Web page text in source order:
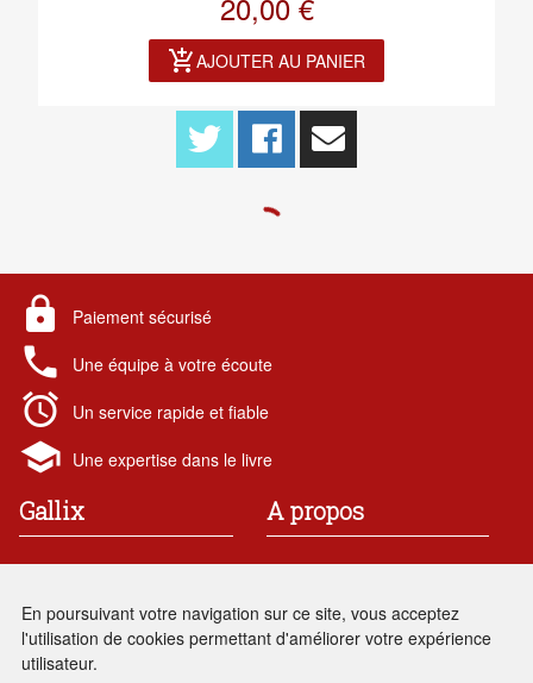
add_shopping_cartAJOUTER AU PANIER
lock Paiement sécurisé
local_phone Une équipe à votre écoute
alarm Un service rapide et fiable
school Une expertise dans le livre
Gallix
France
local_phoneRenseignements : 01 69 86
05 28
A propos
Conditions générales de vente
En poursuivant votre navigation sur ce site, vous acceptez
l'utilisation de cookies permettant d'améliorer votre expérience
utilisateur.